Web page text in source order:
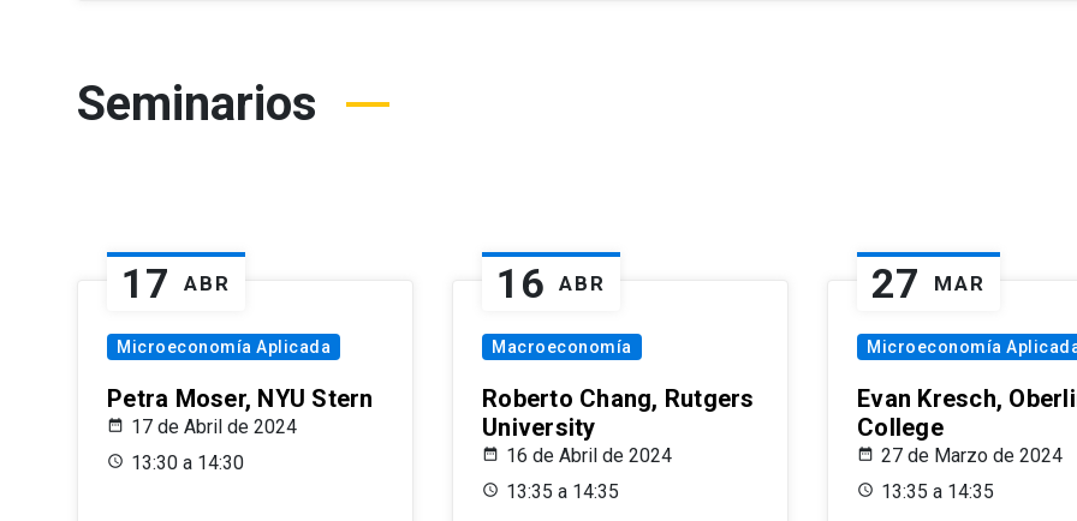
Seminarios
17 ABR
Microeconomía Aplicada
Petra Moser, NYU Stern
17 de Abril de 2024
13:30 a 14:30
16 ABR
Macroeconomía
Roberto Chang, Rutgers
University
16 de Abril de 2024
13:35 a 14:35
27 MAR
Microeconomía
Evan Kresch,
College
27 de Marzo de 2024
13:35 a 14:35